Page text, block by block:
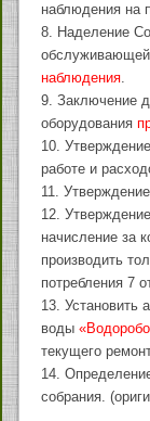
наблюдения на
8. Наделение
обслуживающей
наблюдения.
9. Заключение
оборудования
10. Утверждение
работе и
11.
12.
начисление за
производить
потребления 7
13. Установить
воды
текущего
14.
собрания.